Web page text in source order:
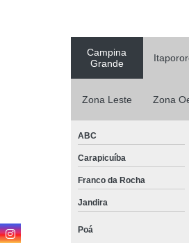
Campina
Grande
Zona Leste Zona
ABC
Carapicuíba
Franco da Rocha
Jandira
Poá